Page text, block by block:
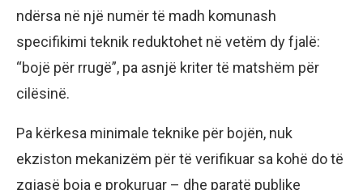
ndërsa në një numër të madh komunash
specifikimi teknik reduktohet në vetëm dy fjalë:
“bojë për rrugë”, pa asnjë kriter të matshëm për
cilësinë.
Pa kërkesa minimale teknike për bojën, nuk
ekziston mekanizëm për të verifikuar sa kohë do të
zgjasë boja e prokuruar – dhe paratë publike